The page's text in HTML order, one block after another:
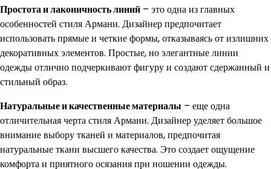
Простота и лаконичность линий – это одна из главных
особенностей стиля Армани. Дизайнер предпочитает
использовать прямые и четкие формы, отказываясь от излишних
декоративных элементов. Простые, но элегантные линии
одежды отлично подчеркивают фигуру и создают сдержанный и
стильный образ.
Натуральные и качественные материалы – еще одна
отличительная черта стиля Армани. Дизайнер уделяет большое
внимание выбору тканей и материалов, предпочитая
натуральные ткани высшего качества. Это создает ощущение
комфорта и приятного осязания при ношении одежды.